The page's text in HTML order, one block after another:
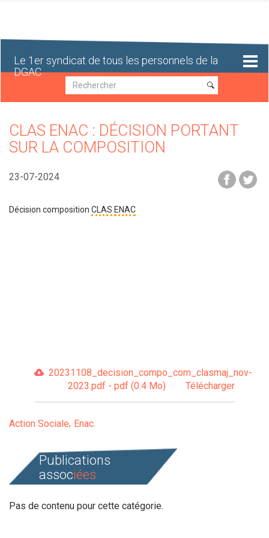
Le 1er syndicat de tous les personnels de la
DGAC
Recherche
Recherche
CLAS ENAC : DÉCISION PORTANT
SUR LA COMPOSITION
23-07-2024
Décision composition CLAS ENAC
20231108_decision_compo_com_clasmaj_nov-
2023.pdf - pdf (0.4 Mo)
Télécharger
Action Sociale Enac
Publications
associées
Pas de contenu pour cette catégorie.